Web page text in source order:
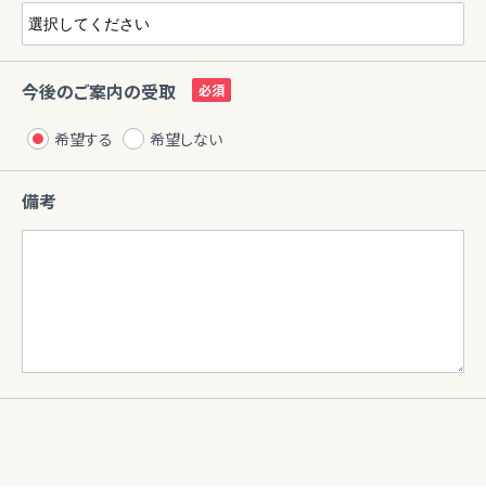
今後のご案内の受取
希望する 希望しない
備考